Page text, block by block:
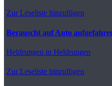
Zur Leseliste hinzufügen
Berauscht auf Auto
Heldrungen in Heldrungen
Zur Leseliste hinzufügen